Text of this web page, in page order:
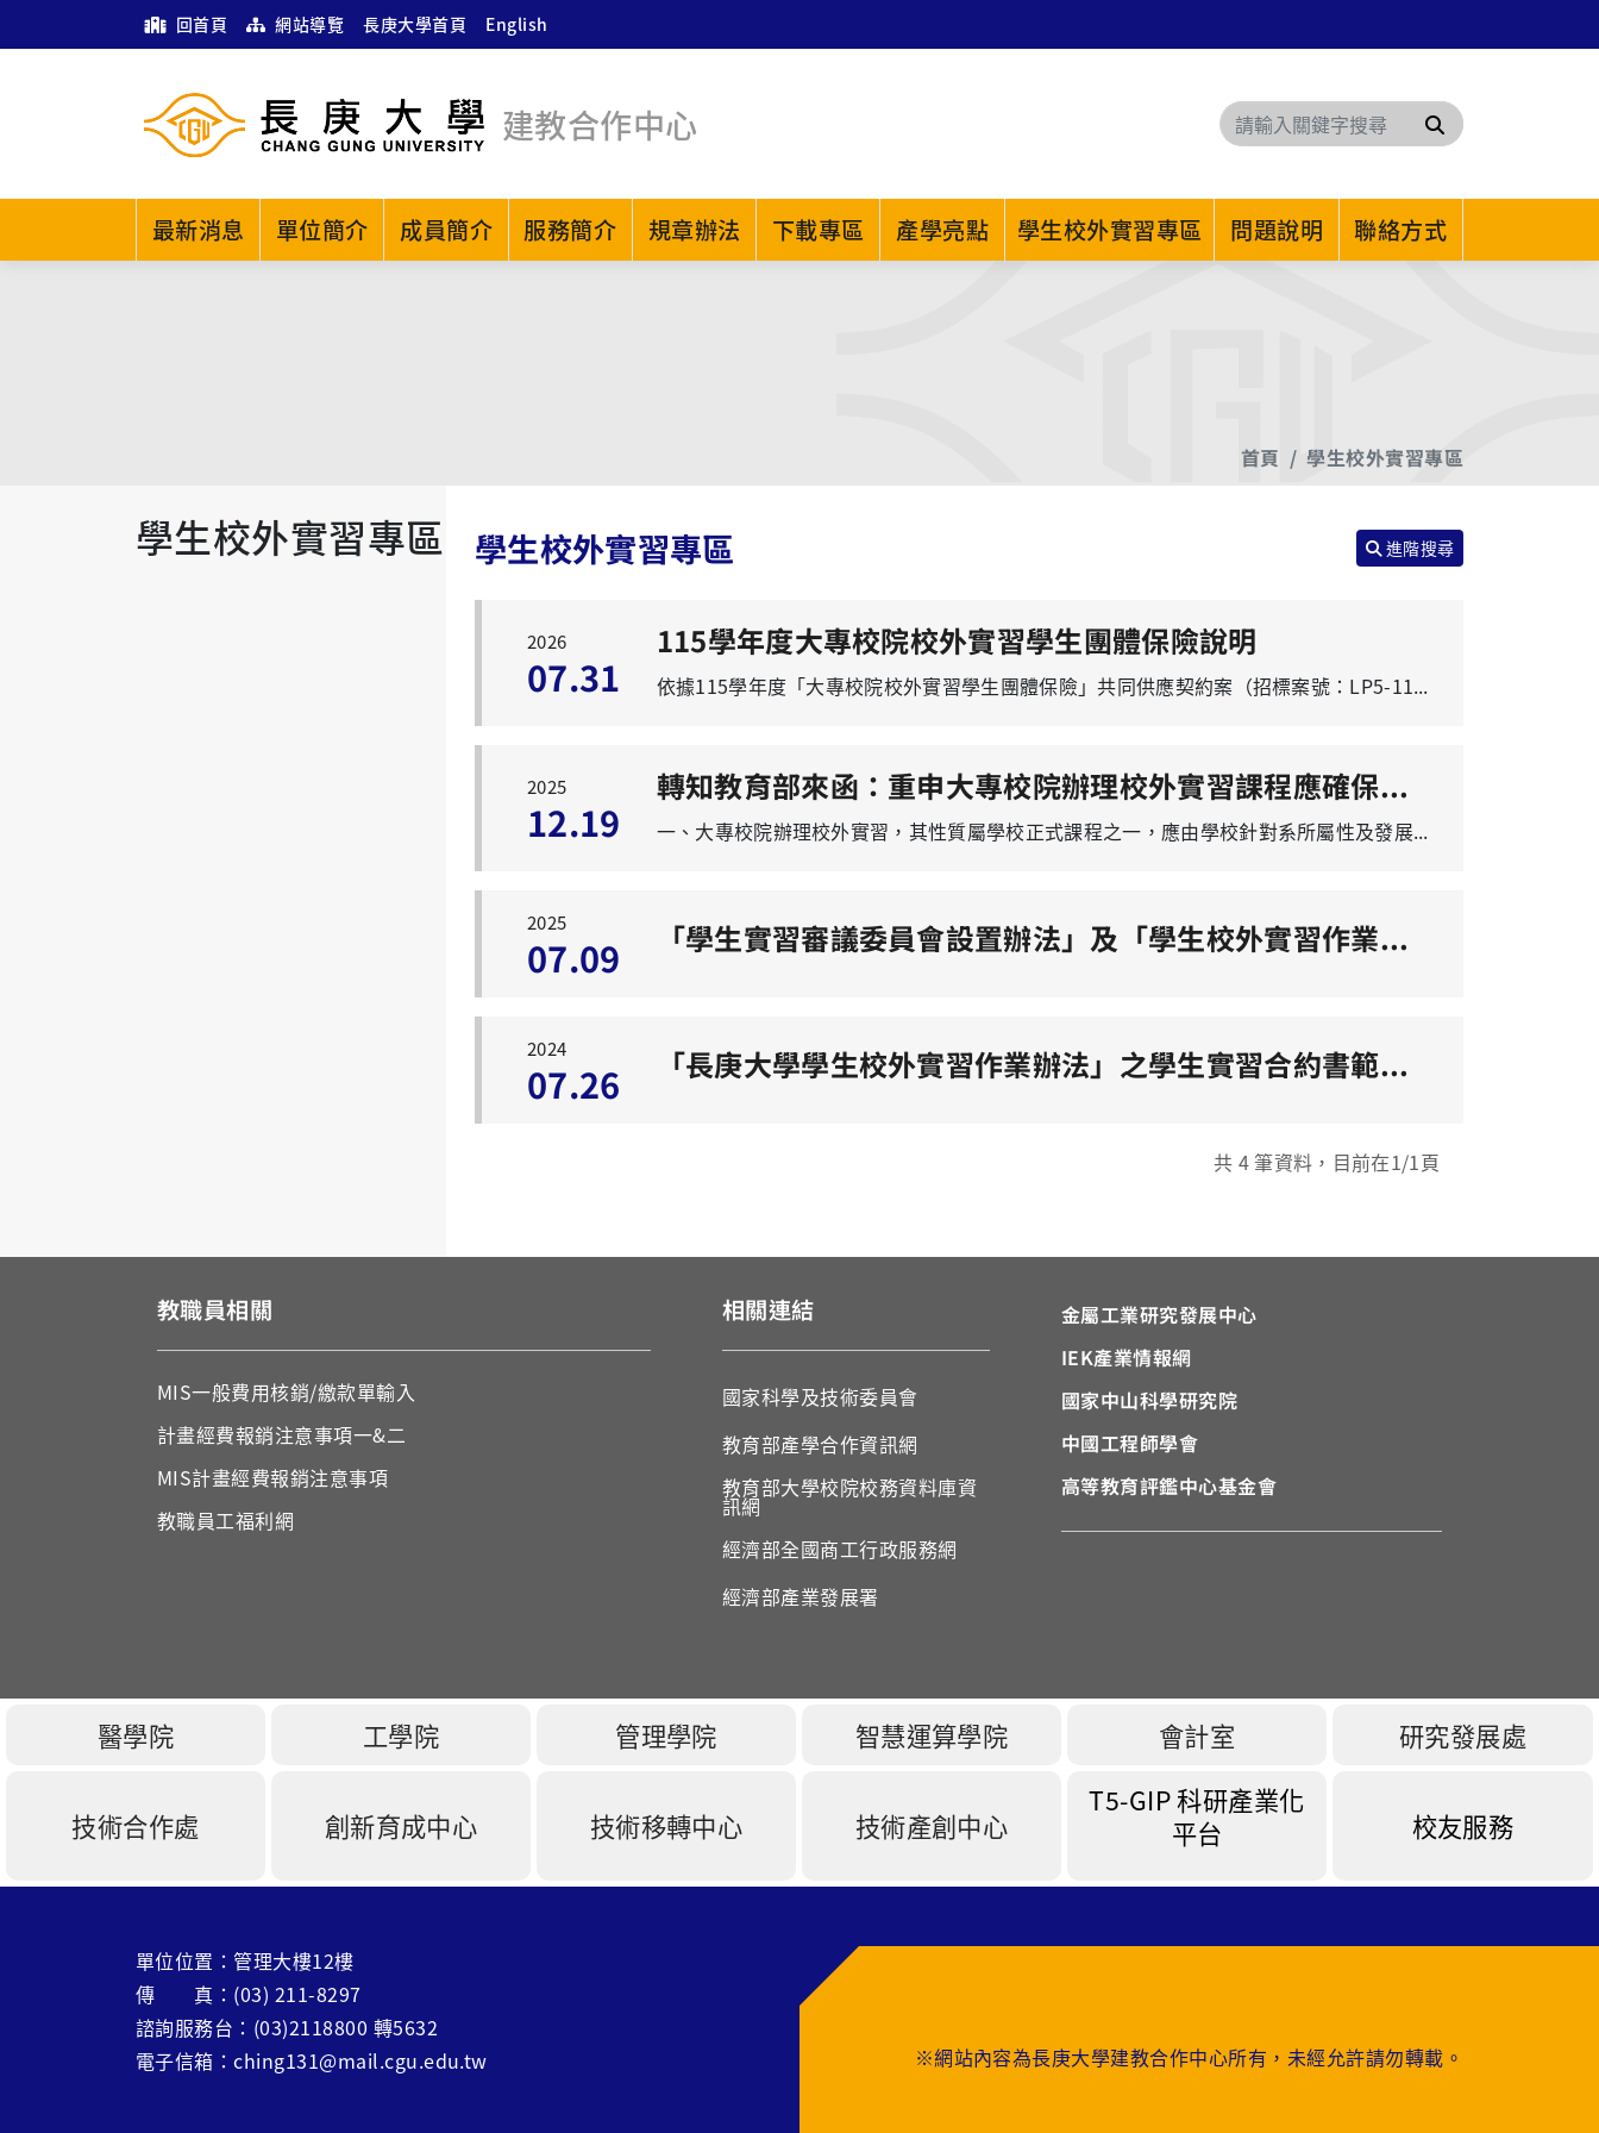
回首頁 網站導覽 長庚大學首頁 English
建教合作中心 搜尋
最新消息 單位簡介 成員簡介 服務簡介 規章辦法 下載專區 產學亮點 學生校外實習專區 問題說明 聯絡方式
首頁 學生校外實習專區
學生校外實習專區 學生校外實習專區 進階搜尋
2026
07.31
115學年度大專校院校外實習學生團體保險說明
依據115學年度「大專校院校外實習學生團體保險」共同供應契約案（招標案號：LP5-115011），由新光產物保險股份有限公司承作本校校外實習學生團體保險，相關說明如下： 一、履約期間 115年8月1日00時起至116年7月31日24時止。 二、保障範圍及內容 本保險承保非因疾病所引起之突發意外事故（24小時保障），例如天災、交通事故等；惟酒後駕車、自殺等情形不予理賠。 依實習合約性質分為「工作型」及「一般型」： （一）工作型 適用對象：系所與合作機構簽訂之實習合約為僱傭關係版本者。 定義：於實習期間從事學習訓練以外之勞務提供或工作事實之實習學生。 保障內容： A.意外身故保額：新臺幣200萬元整。 B.意外失能保障：依失能等級給付新臺幣10萬至200萬元。 C.意外傷害事故門診醫療保障：門診(含急診)實支實付最高給付新臺幣5萬元。 D.意外傷害事故住院醫療保障：每日給付新臺幣1,000元。 C+D項目保險期間內合計最高給付5萬元。 （二）一般型 適用對象：系所與合作機構簽訂之實習合約為非僱傭關係版本者。 定義：於實習期間全程未從事學習訓練以外之勞務提供或工作事實，且不適用依《勞動基準法》辦理實習契約之實習學生。 保障內容： A.意外身故保額：新臺幣400萬元整。 B.意外失能保障：依失能等級給付新臺幣20萬至400萬元。 C.意外傷害事故門診醫療保障：門診(含急診)實支實付最高給付新臺幣10萬元。 D.意外傷害事故住院醫療保障：每日給付新臺幣1,000元。 E. 意外傷害事故住院醫療增額保障：每日給付新臺幣1,000元。 C+D+E項目保險期間內合計最高給付10萬元。 三、保險期間 可投保一年、11個月、10個月、9個月、8個月、7個月、6個月、5個月、4個月、3個月、2個月、1個月(不滿1個月視為1個月)、1日 四、保險費(單位新台幣) 保險期間 工作型 一般型 12個月 382元 669元 11個月 363元 636元 10個月 344元 602元 9個月 325元 569元 8個月 306元 535元 7個月 287元 502元 6個月 248元 435元 5個月 210元 368元 4個月 172元 301元 3個月 134元 234元 2個月 96元 167元 1個月(含不滿1個月) 57元 100元 1日 19元 33元 115年「大專校院校外實習生團體保險」簡報
2025
12.19
轉知教育部來函：重申大專校院辦理校外實習課程應確保學生實習權益及實習場所安全性，詳如說明，請查照。
一、大專校院辦理校外實習，其性質屬學校正式課程之一，應由學校針對系所屬性及發展，對應產業發展需求及核心專業能力，並結合學生未來就業及職涯發展所需技能妥善規劃學習內容，先予敘明。 二、實習合作機構應由學校依「專科以上學校產學合作實施辦法」第6條第4項規定，先就實務學習內容專業性、學生實習權益及實習場所安全性等，建立評估機制，並派員至實習機構現場評估後，作成紀錄，後續經學校校外實習委員會確定後始得列為實習機構名單，不得要求學生自行尋找實習機構；且校外實習學分數及實習時數應依課程目標妥適安排，不得由學生逕予參加校外單位開辦之計畫或活動折抵實習課程學分。 三、倘實習機構為跨國企業，請學校優先考量陸港澳以外之國家地區，或規劃與歐美日韓等先進國家之機構合作；若經學校周延評估後，仍有前往大陸地區進行校外實習之必要性，應依「臺灣地區與大陸地區人民關係條例」第33-1條規定，先報經本部許可，始能與大陸地區進行實習合作。 四、另重申本部114年4月9日臺教文（二）字第1142501368號函規定，以學校名義辦理赴陸教育交流活動，不論實體、視訊（線上）皆應於活動起始日1個月前及活動完成後1個月內至本部「赴陸教育交流活動登錄平臺」填報。另提醒師生赴陸交流風險，活動應遵守兩岸政策立場及法令規定，秉持對等尊嚴原則，避免涉有政治目的或政治性內容，對陸方主動邀約應提高警覺。
2025
07.09 「學生實習審議委員會設置辦法」及「學生校外實習作業辦法」已於114年6月24日經行政會議修訂通過，並自發布日施行。
2024
07.26 「長庚大學學生校外實習作業辦法」之學生實習合約書範本已於113年7月19日簽准修訂通過，並自即日起開始生效。
共4 筆資料，目前在1/1頁
教職員相關
MIS一般費用核銷/繳款單輸入
計畫經費報銷注意事項一&二
MIS計畫經費報銷注意事項
教職員工福利網
相關連結
國家科學及技術委員會
教育部產學合作資訊網
教育部大學校院校務資料庫資
訊網
經濟部全國商工行政服務網
經濟部產業發展署
金屬工業研究發展中心
IEK產業情報網
國家中山科學研究院
中國工程師學會
高等教育評鑑中心基金會
醫學院 工學院 管理學院 智慧運算學院 會計室 研究發展處
技術合作處 創新育成中心 技術移轉中心 技術產創中心
T5-GIP科研產業化
平台
校友服務
單位位置：管理大樓12樓
傳 真：(03) 211-8297
諮詢服務台：(03)2118800 轉5632
電子信箱：ching131@mail.cgu.edu.tw
※網站內容為長庚大學建教合作中心所有，未經允許請勿轉載。